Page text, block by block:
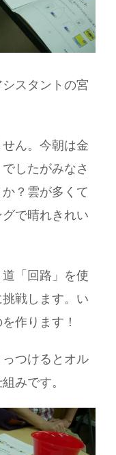
スタントの宮
ん。今朝は金
したがみなさ
？雲が多くて
で晴れきれい
「回路」を使
戦します。い
作ります！
つけるとオル
みです。